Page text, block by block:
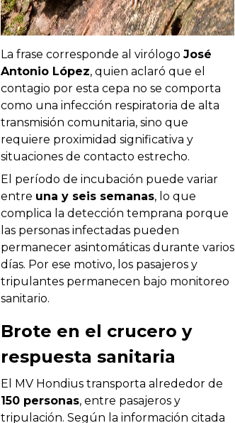
La frase corresponde al virólogo José
Antonio López, quien aclaró que el
contagio por esta cepa no se comporta
como una infección respiratoria de alta
transmisión comunitaria, sino que
requiere proximidad significativa y
situaciones de contacto estrecho.
El período de incubación puede variar
entre una y seis semanas, lo que
complica la detección temprana porque
las personas infectadas pueden
permanecer asintomáticas durante varios
días. Por ese motivo, los pasajeros y
tripulantes permanecen bajo monitoreo
sanitario.
Brote en el crucero y
respuesta sanitaria
El MV Hondius transporta alrededor de
150 personas, entre pasajeros y
tripulación. Según la información citada